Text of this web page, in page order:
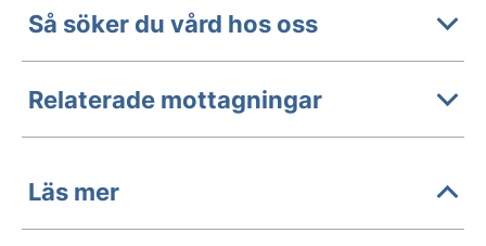
Så söker du vård hos oss
Relaterade mottagningar
Läs mer